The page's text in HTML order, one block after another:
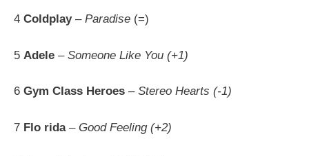
4 Coldplay– Paradise (=)
5 Adele –Someone Like You (+1)
6 Gym Class Heroes – Stereo Hearts (-1)
7 Flo rida– Good Feeling (+2)